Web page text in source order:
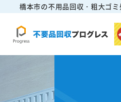
橋本市の不用品回収・粗大ゴ